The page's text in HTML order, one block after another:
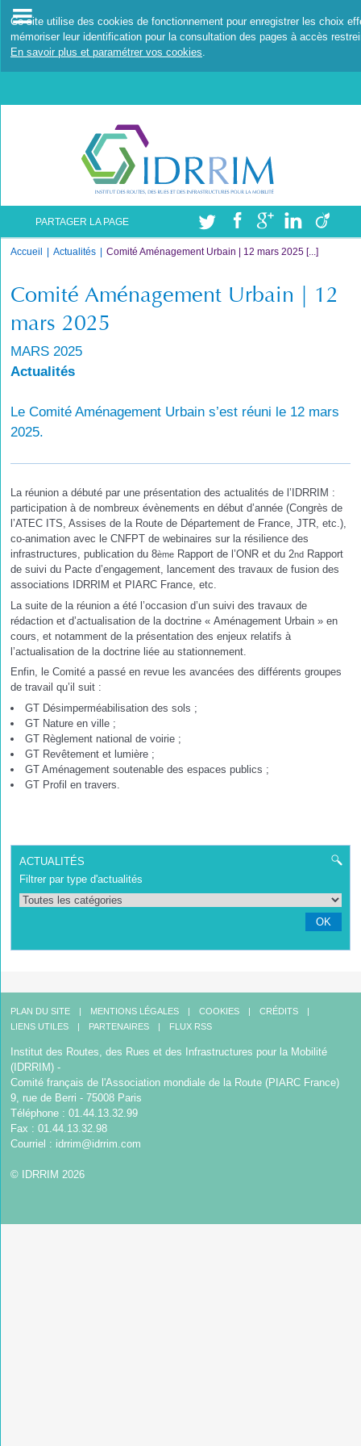
Ce site utilise des cookies de fonctionnement pour enregistrer les choix
mémoriser leur identification pour la consultation des pages à accès
En savoir plus et paramétrer vos cookies
PARTAGER LA PAGE
Accueil Actualités Comité Aménagement Urbain | 12 mars 2025 [...]
Comité Aménagement Urbain | 12
mars 2025
MARS 2025
Actualités
Le Comité Aménagement Urbain s’est réuni le 12 mars
2025.
La réunion a débuté par une présentation des actualités de l’IDRRIM :
participation à de nombreux évènements en début d’année (Congrès de
l’ATEC ITS, Assises de la Route de Département de France, JTR, etc.),
co-animation avec le CNFPT de webinaires sur la résilience des
infrastructures, publication du 8ème Rapport de l’ONR et du 2nd Rapport
de suivi du Pacte d’engagement, lancement des travaux de fusion des
associations IDRRIM et PIARC France, etc.
La suite de la réunion a été l’occasion d’un suivi des travaux de
rédaction et d’actualisation de la doctrine « Aménagement Urbain » en
cours, et notamment de la présentation des enjeux relatifs à
l’actualisation de la doctrine liée au stationnement.
Enfin, le Comité a passé en revue les avancées des différents groupes
de travail qu’il suit :
GT Désimperméabilisation des sols ;
GT Nature en ville ;
GT Règlement national de voirie ;
GT Revêtement et lumière ;
GT Aménagement soutenable des espaces publics ;
GT Profil en travers.
ACTUALITÉS
Filtrer par type d'actualités
OK
PLAN DU SITE MENTIONS LÉGALES COOKIES
CRÉDITS
LIENS UTILES
PARTENAIRES FLUX RSS
Institut des Routes, des Rues et des Infrastructures pour la Mobilité
(IDRRIM) -
Comité français de l'Association mondiale de la Route (PIARC France)
9, rue de Berri - 75008 Paris
Téléphone : 01.44.13.32.99
Fax : 01.44.13.32.98
Courriel : idrrim@idrrim.com
© IDRRIM 2026